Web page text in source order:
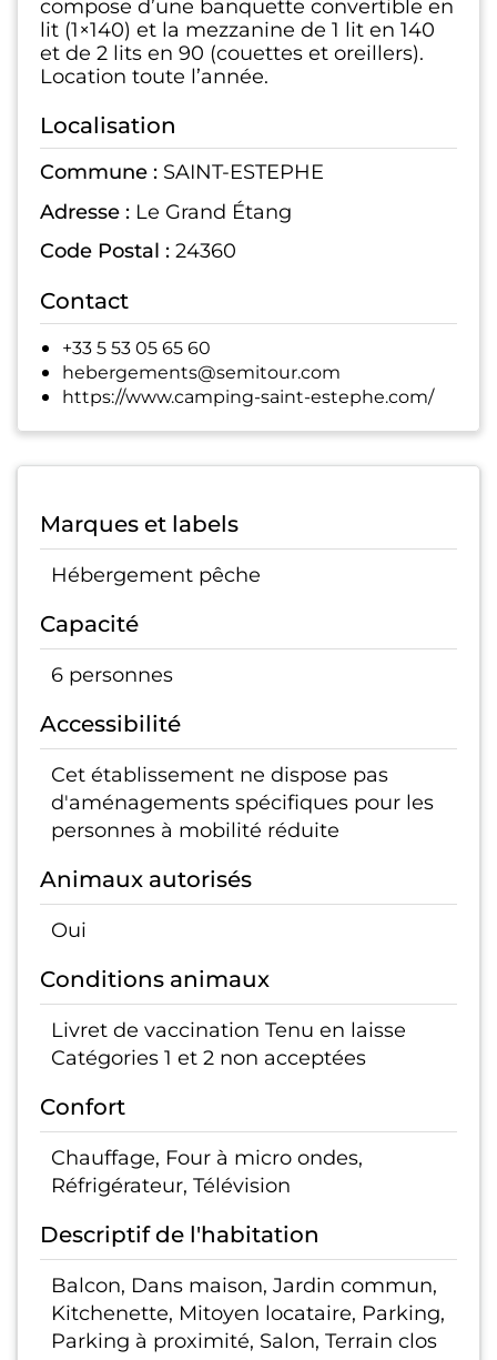
compose d’une banquette convertible en
lit (1×140) et la mezzanine de 1 lit en 140
et de 2 lits en 90 (couettes et oreillers).
Location toute l’année.
Localisation
Commune : SAINT-ESTEPHE
Adresse : Le Grand Étang
Code Postal : 24360
Contact
+33 5 53 05 65 60
hebergements@semitour.com
https://www.camping-saint-estephe.com/
Marques et labels
Hébergement pêche
Capacité
6 personnes
Accessibilité
Cet établissement ne dispose pas
d'aménagements spécifiques pour les
personnes à mobilité réduite
Animaux autorisés
Oui
Conditions animaux
Livret de vaccination Tenu en laisse
Catégories 1 et 2 non acceptées
Confort
Chauffage, Four à micro ondes,
Réfrigérateur, Télévision
Descriptif de l'habitation
Balcon, Dans maison, Jardin commun,
Kitchenette, Mitoyen locataire, Parking,
Parking à proximité, Salon, Terrain clos